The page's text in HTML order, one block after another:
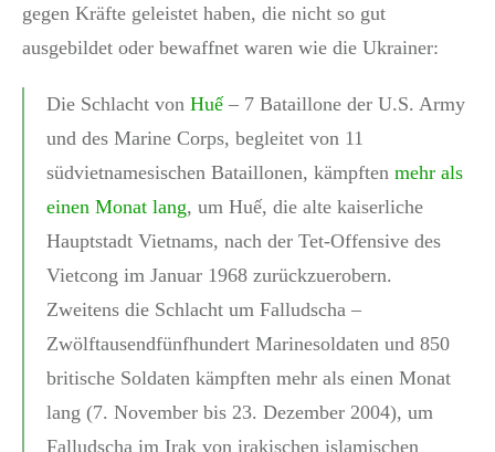
gegen Kräfte geleistet haben, die nicht so gut
ausgebildet oder bewaffnet waren wie die Ukrainer:
Die Schlacht von Huế– 7 Bataillone der U.S. Army
und des Marine Corps, begleitet von 11
südvietnamesischen Bataillonen, kämpften mehr als
einen Monat lang, um Huế, die alte kaiserliche
Hauptstadt Vietnams, nach der Tet-Offensive des
Vietcong im Januar 1968 zurückzuerobern.
Zweitens die Schlacht um Falludscha –
Zwölftausendfünfhundert Marinesoldaten und 850
britische Soldaten kämpften mehr als einen Monat
lang (7. November bis 23. Dezember 2004), um
Falludscha im Irak von irakischen islamischen